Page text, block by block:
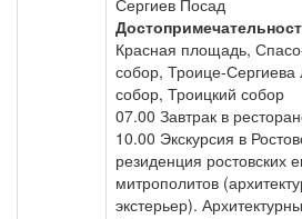
Сергиев Посад
Красная площадь,
собор, Троице-Сергиева
собор, Троицкий собор
07.00 Завтрак в
10.00 Экскурсия в
резиденция ростовских
митрополитов
экстерьер).